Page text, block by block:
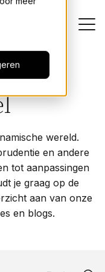
wereld.
en andere
tot aanpassingen
je graag op de
aan van onze
en blogs.